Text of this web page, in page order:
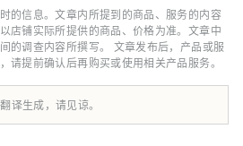
长，现在在国内外共运营超过60家
星野集团致力于推广酒店所在地区本
致细腻的日式服务，目前经营有顶级
牌“虹夕诺雅”、日式精品温泉旅馆
时尚亲子度假村品牌
、都市观光酒店品牌
的信息。文章内所提到的商品、服务的内容
店铺实际所提供的商品、价格为准。文章中
的调查内容所撰写。 文章发布后，产品或服
请提前确认后再购买或使用相关产品服务。
译生成，请见谅。